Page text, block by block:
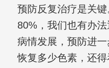
预防反复治疗是关
80%，我们也有办
病情发展，预防进
恢复多少色素，还